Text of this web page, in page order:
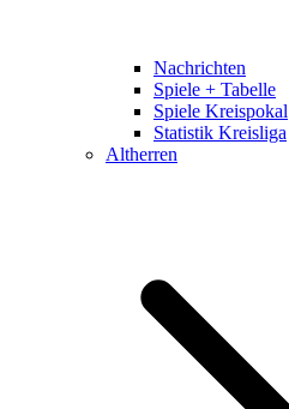
Nachrichten
Spiele + Tabelle
Spiele Kreispokal
Statistik Kreisliga
Altherren